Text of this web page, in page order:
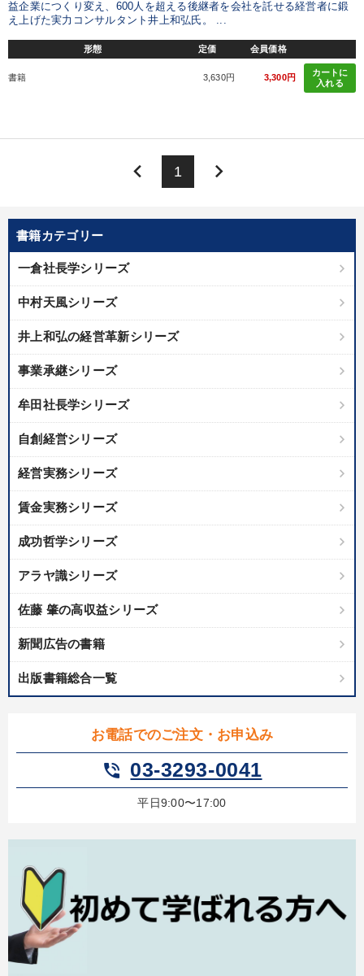
書籍カテゴリー
一倉社長学シリーズ
中村天風シリーズ
井上和弘の経営革新シリーズ
事業承継シリーズ
牟田社長学シリーズ
自創経営シリーズ
経営実務シリーズ
賃金実務シリーズ
成功哲学シリーズ
アラヤ識シリーズ
佐藤 肇の高収益シリーズ
新聞広告の書籍
出版書籍総合一覧
お電話でのご注文・お申込み
phone_in_talk 03-3293-0041
平日9:00〜17:00
益企業につくり変え、600人を超える後継者を会社を託せる経営者に鍛
え上げた実力コンサルタント井上和弘氏。 ...
形態 定価 会員価格
書籍 3,630円 3,300円
カートに
入れる
keyboard_arrow_left 1 keyboard_arrow_right